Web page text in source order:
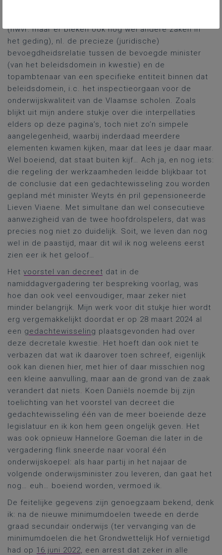
(nwvr: maar er bleken ook nog wel andere zaken in
het geding), nl. de precieze (juridische)
bevoegdheidsrelatie tussen de bevoegde minister
(van het beleidsdomein in kwestie) en de
topambtenaar van een specifieke entiteit binnen dat
beleidsdomein, i.c. het inspectieorgaan voor de
onderwijskwaliteit van de Vlaamse scholen. Zoals
blijkt uit mijn andere stukje over die interpellaties
elders op deze pagina’s, toch niet zo’n simpele
aangelegenheid, waarbij inderdaad meerdere
elementen kwamen kijken, maar dat lees je daar maar.
Wel boeiend, dat staat buiten kijf… Ach ja, en nog iets:
die regeling der werkzaamheden leidde blijkbaar tot
de conclusie dat een gedachtewisseling zou worden
gepland mét minister Weyts én pril gepensioneerde
Lieven Viaene. Met simultane dan wel consecutieve
aanwezigheid van de twee hoofdrolspelers, dat was
precies nog niet zo duidelijk. Soit, we leven dan nog
wel in de paastijd, maar dit wil ik nog weleens eerst
zien eer ik het geloof…
Het voorstel van decreet dat in de
namiddagvergadering ter bespreking voorlag, was
hoe dan ook veel eenvoudiger, maar zeker niet
minder belangrijk. Mijn werk voor dit stukje hier wordt
erg vergemakkelijkt doordat er op 28 maart 2024 al
een gedachtewisseling plaatsgevonden had over
deze decretale kwestie. Het hoeft dan ook niet te
verbazen dat wat ik daarover toen schreef, eigenlijk
ook kan dienen hier, met hier of daar misschien nog
een kleine aanvulling, maar aan de grond van de zaak
verandert dat niets. Koen Daniëls noemde bij zijn
toelichting van het voorstel van decreet die
gedachtewisseling één van de meer boeiende deze
legislatuur en ik kon hem geen ongelijk geven. Het
was ook opnieuw Hannelore Goeman die later in de
vergadering flink sneerde naar vooral één
onderwijskoepel: als haar partij in het najaar de
volgende onderwijsminister zou leveren, dan gaat het
nog… euh… boeiend worden, vermoed ik.
De feitelijke gegevens zijn genoegzaam bekend, denk
ik: na de nieuwe minimumdoelen tweede en derde
graad secundair onderwijs (ter vervanging van de
minimumdoelen die het Grondwettelijk Hof vernietigd
had op 16 juni 2022, een arrest dat zeker in alle